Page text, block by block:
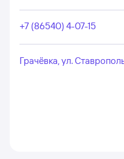
+7 (86540) 4-07-15
Грачёвка, ул.